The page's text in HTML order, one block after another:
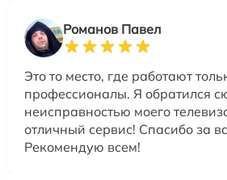
Романов Павел
Это то место, где работают
профессионалы. Я обратился
неисправностью моего
отличный сервис! Спасибо за
Рекомендую всем!